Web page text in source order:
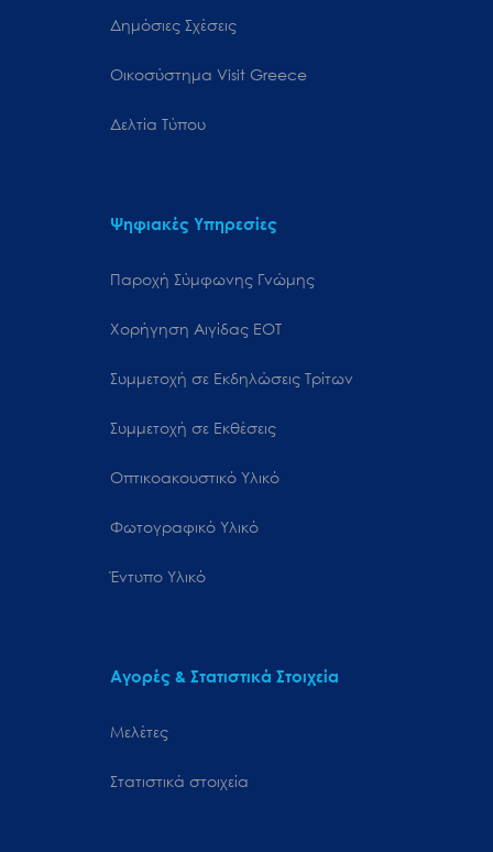
Δημόσιες Σχέσεις
Oικοσύστημα Visit Greece
Δελτία Τύπου
Ψηφιακές Υπηρεσίες
Παροχή Σύμφωνης Γνώμης
Χορήγηση Αιγίδας ΕΟΤ
Συμμετοχή σε Εκδηλώσεις Τρίτων
Συμμετοχή σε Εκθέσεις
Οπτικοακουστικό Υλικό
Φωτογραφικό Υλικό
Έντυπο Υλικό
Αγορές & Στατιστικά Στοιχεία
Μελέτες
Στατιστικά στοιχεία